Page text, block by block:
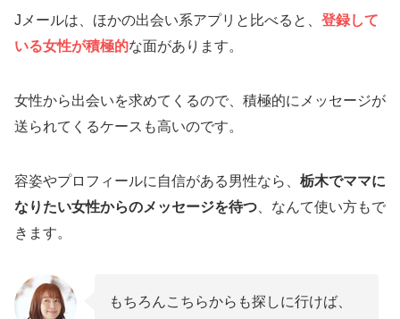
Jメールは、ほかの出会い系アプリと比べると、 登録して
いる女性が積極的な面があります。
女性から出会いを求めてくるので、積極的にメッセージが
送られてくるケースも高いのです。
容姿やプロフィールに自信がある男性なら、 栃木でママに
なりたい女性からのメッセージを待つ 、なんて使い方もで
きます。
もちろんこちらからも探しに行けば、